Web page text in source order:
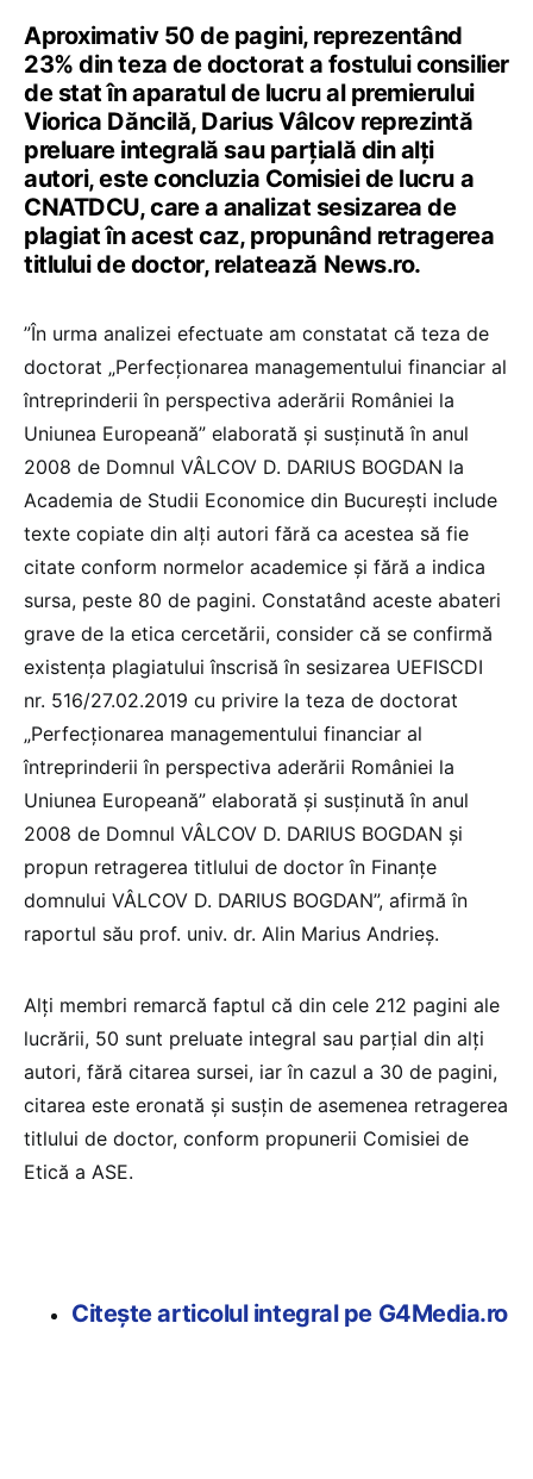
Aproximativ 50 de pagini, reprezentând
23% din teza de doctorat a fostului consilier
de stat în aparatul de lucru al premierului
Viorica Dăncilă, Darius Vâlcov reprezintă
preluare integrală sau parţială din alţi
autori, este concluzia Comisiei de lucru a
CNATDCU, care a analizat sesizarea de
plagiat în acest caz, propunând retragerea
titlului de doctor, relatează News.ro.
”În urma analizei efectuate am constatat că teza de
doctorat „Perfecţionarea managementului financiar al
întreprinderii în perspectiva aderării României la
Uniunea Europeană” elaborată şi susţinută în anul
2008 de Domnul VÂLCOV D. DARIUS BOGDAN la
Academia de Studii Economice din Bucureşti include
texte copiate din alţi autori fără ca acestea să fie
citate conform normelor academice şi fără a indica
sursa, peste 80 de pagini. Constatând aceste abateri
grave de la etica cercetării, consider că se confirmă
existenţa plagiatului înscrisă în sesizarea UEFISCDI
nr. 516/27.02.2019 cu privire la teza de doctorat
„Perfecţionarea managementului financiar al
întreprinderii în perspectiva aderării României la
Uniunea Europeană” elaborată şi susţinută în anul
2008 de Domnul VÂLCOV D. DARIUS BOGDAN şi
propun retragerea titlului de doctor în Finanţe
domnului VÂLCOV D. DARIUS BOGDAN”, afirmă în
raportul său prof. univ. dr. Alin Marius Andrieş.
Alţi membri remarcă faptul că din cele 212 pagini ale
lucrării, 50 sunt preluate integral sau parţial din alţi
autori, fără citarea sursei, iar în cazul a 30 de pagini,
citarea este eronată şi susţin de asemenea retragerea
titlului de doctor, conform propunerii Comisiei de
Etică a ASE.
Citește articolul integral pe G4Media.ro